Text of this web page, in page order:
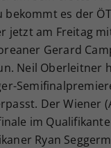
bekommt es der
jetzt am Freitag
Gerard
Neil Oberleitner
Der Wiener
im
Ryan